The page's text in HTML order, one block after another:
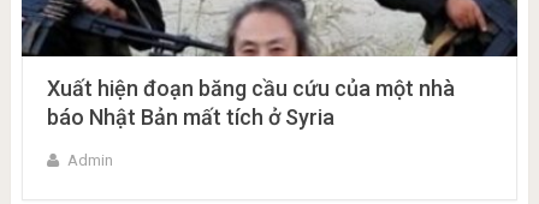
Xuất hiện đoạn băng cầu cứu của một nhà
báo Nhật Bản mất tích ở Syria
Admin